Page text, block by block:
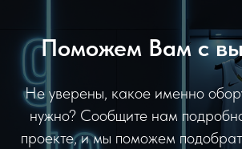
Поможем Вам с
Не уверены, какое именно
нужно? Сообщите нам
проекте, и мы поможем